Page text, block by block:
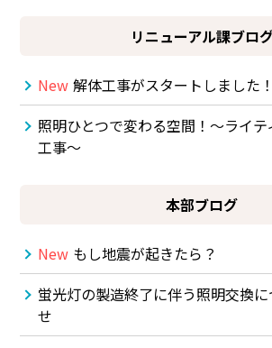
リニューアル課ブロ
New 解体工事がスタートしました！
照明ひとつで変わる空間！～ライ
工事～
本部ブログ
New もし地震が起きたら？
蛍光灯の製造終了に伴う照明交換
せ